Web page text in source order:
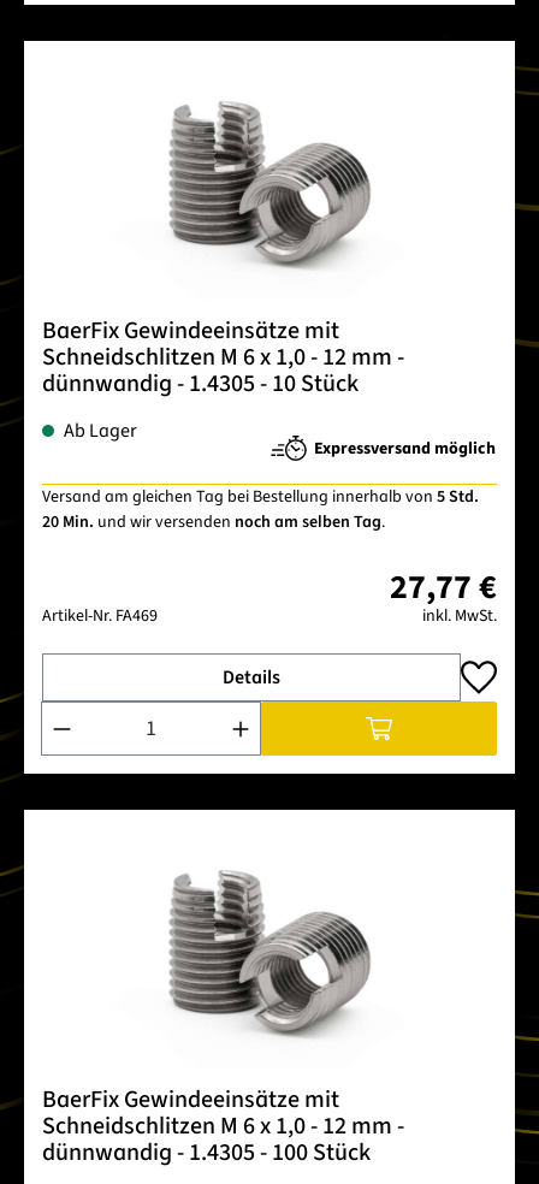
BaerFix Gewindeeinsätze mit
Schneidschlitzen M 6 x 1,0 - 12 mm -
dünnwandig - 1.4305 - 10 Stück
Ab Lager
Expressversand möglich
Versand am gleichen Tag bei Bestellung innerhalb von 5 Std.
20 Min. und wir versenden noch am selben Tag.
Artikel-Nr. FA469
27,77 €
inkl. MwSt.
Details
Produkt Anzahl: Gib den gewünschten Wert ein oder
BaerFix Gewindeeinsätze mit
Schneidschlitzen M 6 x 1,0 - 12 mm -
dünnwandig - 1.4305 - 100 Stück